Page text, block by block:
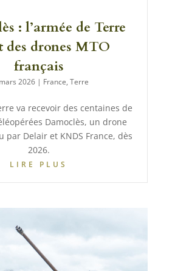
: l’armée de Terre
des drones MTO
français
2026 | France,Terre
va recevoir des centaines de
Damoclès, un drone
par Delair et KNDS France, dès
2026.
LIRE PLUS